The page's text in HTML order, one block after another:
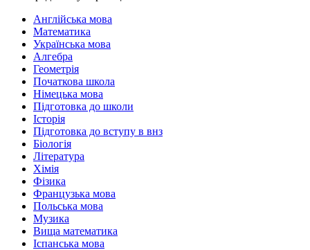
Англійська мова
Математика
Українська мова
Алгебра
Геометрія
Початкова школа
Німецька мова
Підготовка до школи
Історія
Підготовка до вступу в внз
Біологія
Література
Хімія
Фізика
Французька мова
Польська мова
Музика
Вища математика
Іспанська мова